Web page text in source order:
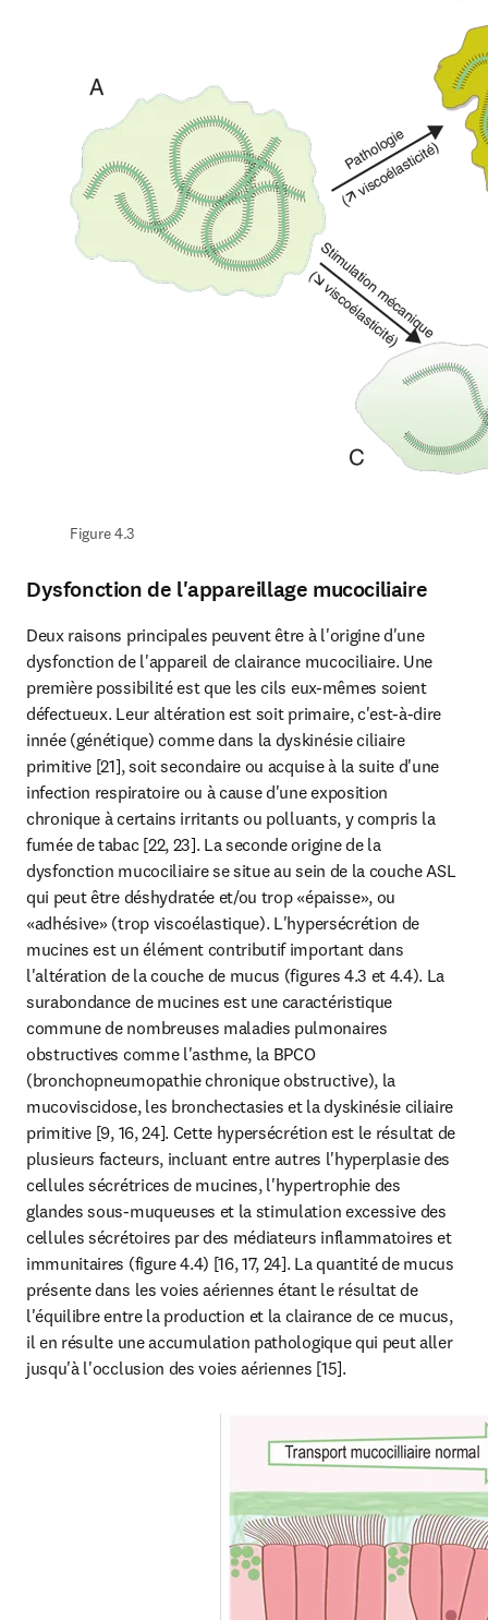
Figure 4.3
Dysfonction de l'appareillage mucociliaire
Deux raisons principales peuvent être à l'origine d'une
dysfonction de l'appareil de clairance mucociliaire. Une
première possibilité est que les cils eux-mêmes soient
défectueux. Leur altération est soit primaire, c'est-à-dire
innée (génétique) comme dans la dyskinésie ciliaire
primitive [21], soit secondaire ou acquise à la suite d'une
infection respiratoire ou à cause d'une exposition
chronique à certains irritants ou polluants, y compris la
fumée de tabac [22, 23]. La seconde origine de la
dysfonction mucociliaire se situe au sein de la couche ASL
qui peut être déshydratée et/ou trop «épaisse», ou
«adhésive» (trop viscoélastique). L'hypersécrétion de
mucines est un élément contributif important dans
l'altération de la couche de mucus (figures 4.3 et 4.4). La
surabondance de mucines est une caractéristique
commune de nombreuses maladies pulmonaires
obstructives comme l'asthme, la BPCO
(bronchopneumopathie chronique obstructive), la
mucoviscidose, les bronchectasies et la dyskinésie ciliaire
primitive [9, 16, 24]. Cette hypersécrétion est le résultat de
plusieurs facteurs, incluant entre autres l'hyperplasie des
cellules sécrétrices de mucines, l'hypertrophie des
glandes sous-muqueuses et la stimulation excessive des
cellules sécrétoires par des médiateurs inflammatoires et
immunitaires (figure 4.4) [16, 17, 24]. La quantité de mucus
présente dans les voies aériennes étant le résultat de
l'équilibre entre la production et la clairance de ce mucus,
il en résulte une accumulation pathologique qui peut aller
jusqu'à l'occlusion des voies aériennes [15].